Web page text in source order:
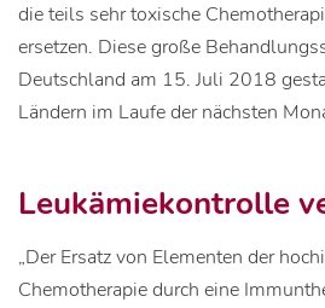
die teils sehr toxische
ersetzen. Diese große
Deutschland am 15. Juli 2018
Ländern im Laufe der nächsten
Leukämiekontrolle
„Der Ersatz von Elementen der
Chemotherapie durch eine